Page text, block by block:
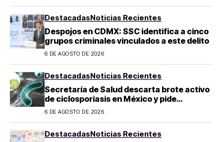
DestacadasNoticias Recientes
Despojos en CDMX: SSC identifica a cinco
grupos criminales vinculados a este delito
6 DE AGOSTO DE 2026
DestacadasNoticias Recientes
Secretaría de Salud descarta brote activo
de ciclosporiasis en México y pide
mantener la calma
6 DE AGOSTO DE 2026
DestacadasNoticias Recientes